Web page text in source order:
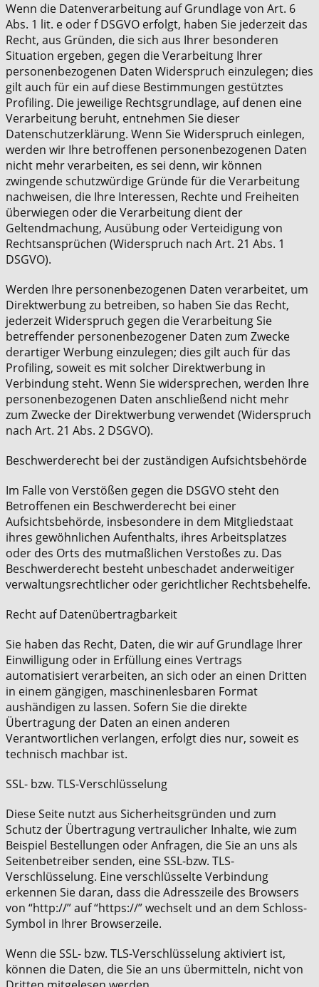
Wenn die Datenverarbeitung auf Grundlage von Art. 6
Abs. 1 lit. e oder f DSGVO erfolgt, haben Sie jederzeit das
Recht, aus Gründen, die sich aus Ihrer besonderen
Situation ergeben, gegen die Verarbeitung Ihrer
personenbezogenen Daten Widerspruch einzulegen; dies
gilt auch für ein auf diese Bestimmungen gestütztes
Profiling. Die jeweilige Rechtsgrundlage, auf denen eine
Verarbeitung beruht, entnehmen Sie dieser
Datenschutzerklärung. Wenn Sie Widerspruch einlegen,
werden wir Ihre betroffenen personenbezogenen Daten
nicht mehr verarbeiten, es sei denn, wir können
zwingende schutzwürdige Gründe für die Verarbeitung
nachweisen, die Ihre Interessen, Rechte und Freiheiten
überwiegen oder die Verarbeitung dient der
Geltendmachung, Ausübung oder Verteidigung von
Rechtsansprüchen (Widerspruch nach Art. 21 Abs. 1
DSGVO).
Werden Ihre personenbezogenen Daten verarbeitet, um
Direktwerbung zu betreiben, so haben Sie das Recht,
jederzeit Widerspruch gegen die Verarbeitung Sie
betreffender personenbezogener Daten zum Zwecke
derartiger Werbung einzulegen; dies gilt auch für das
Profiling, soweit es mit solcher Direktwerbung in
Verbindung steht. Wenn Sie widersprechen, werden Ihre
personenbezogenen Daten anschließend nicht mehr
zum Zwecke der Direktwerbung verwendet (Widerspruch
nach Art. 21 Abs. 2 DSGVO).
Beschwerderecht bei der zuständigen Aufsichtsbehörde
Im Falle von Verstößen gegen die DSGVO steht den
Betroffenen ein Beschwerderecht bei einer
Aufsichtsbehörde, insbesondere in dem Mitgliedstaat
ihres gewöhnlichen Aufenthalts, ihres Arbeitsplatzes
oder des Orts des mutmaßlichen Verstoßes zu. Das
Beschwerderecht besteht unbeschadet anderweitiger
verwaltungsrechtlicher oder gerichtlicher Rechtsbehelfe.
Recht auf Datenübertragbarkeit
Sie haben das Recht, Daten, die wir auf Grundlage Ihrer
Einwilligung oder in Erfüllung eines Vertrags
automatisiert verarbeiten, an sich oder an einen Dritten
in einem gängigen, maschinenlesbaren Format
aushändigen zu lassen. Sofern Sie die direkte
Übertragung der Daten an einen anderen
Verantwortlichen verlangen, erfolgt dies nur, soweit es
technisch machbar ist.
SSL- bzw. TLS-Verschlüsselung
Diese Seite nutzt aus Sicherheitsgründen und zum
Schutz der Übertragung vertraulicher Inhalte, wie zum
Beispiel Bestellungen oder Anfragen, die Sie an uns als
Seitenbetreiber senden, eine SSL-bzw. TLS-
Verschlüsselung. Eine verschlüsselte Verbindung
erkennen Sie daran, dass die Adresszeile des Browsers
von “http://” auf “https://” wechselt und an dem Schloss-
Symbol in Ihrer Browserzeile.
Wenn die SSL- bzw. TLS-Verschlüsselung aktiviert ist,
können die Daten, die Sie an uns übermitteln, nicht von